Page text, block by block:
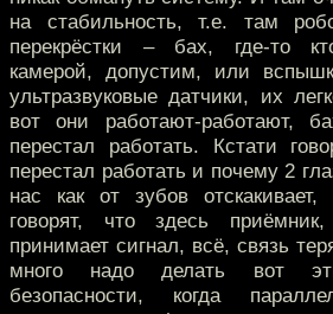
на стабильность, т.е. там
перекрёстки – бах, где-то
камерой, допустим, или
ультразвуковые датчики, их
вот они работают-работают,
перестал работать. Кстати
перестал работать и почему 2
нас как от зубов отскакивает,
говорят, что здесь
принимает сигнал, всё, связь
много надо делать вот
безопасности, когда